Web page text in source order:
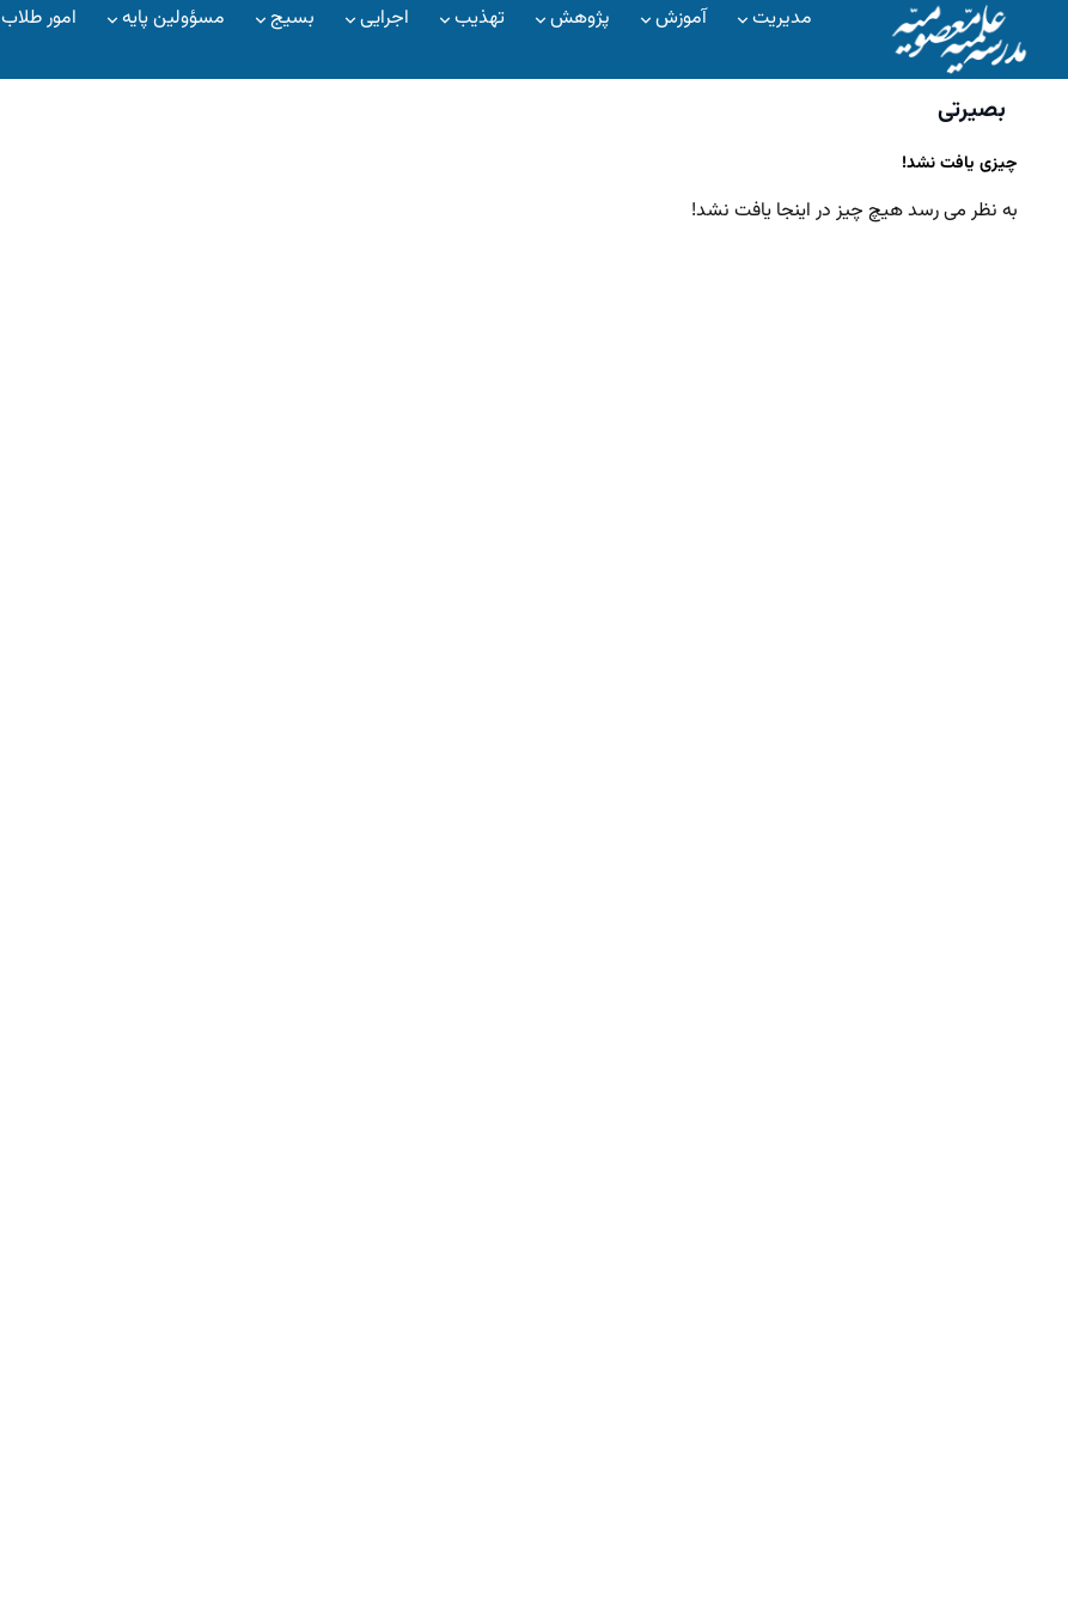
مدیریت آموزش پژوهش تهذیب اجرایی بسیج مسؤولین پایه امور طلاب
بصیرتی
چیزی یافت نشد!
به نظر می رسد هیچ چیز در اینجا یافت نشد!